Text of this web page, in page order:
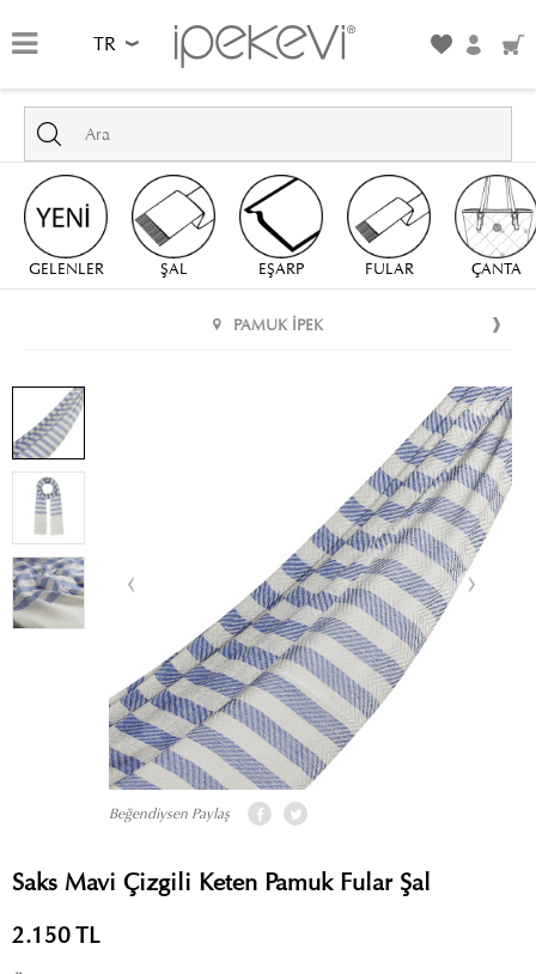
TR
GELENLER ŞAL EŞARP FULAR ÇANTA
PAMUK İPEK
Beğendiysen Paylaş
Saks Mavi Çizgili Keten Pamuk Fular Şal
2.150TL